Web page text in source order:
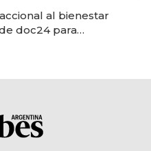
al bienestar
doc24 para